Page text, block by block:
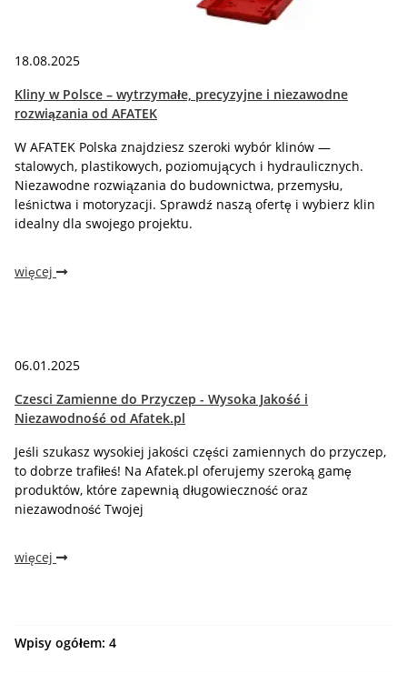
18.08.2025
Kliny w Polsce – wytrzymałe, precyzyjne i niezawodne
rozwiązania od AFATEK
W AFATEK Polska znajdziesz szeroki wybór klinów —
stalowych, plastikowych, poziomujących i hydraulicznych.
Niezawodne rozwiązania do budownictwa, przemysłu,
leśnictwa i motoryzacji. Sprawdź naszą ofertę i wybierz klin
idealny dla swojego projektu.
więcej
06.01.2025
Czesci Zamienne do Przyczep - Wysoka Jakość i
Niezawodność od Afatek.pl
Jeśli szukasz wysokiej jakości części zamiennych do przyczep,
to dobrze trafiłeś! Na Afatek.pl oferujemy szeroką gamę
produktów, które zapewnią długowieczność oraz
niezawodność Twojej
więcej
Wpisy ogółem: 4